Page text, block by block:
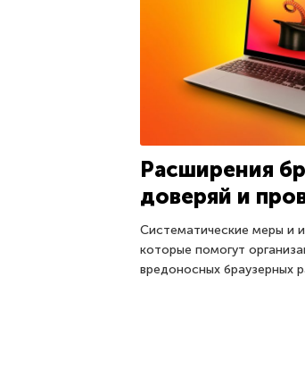
Расширения
доверяй и
Систематические меры и
которые помогут
вредоносных браузерных